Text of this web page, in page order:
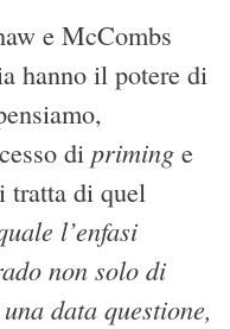
e McCombs
hanno il potere di
di priming e
tratta di quel
l’enfasi
non solo di
data questione,